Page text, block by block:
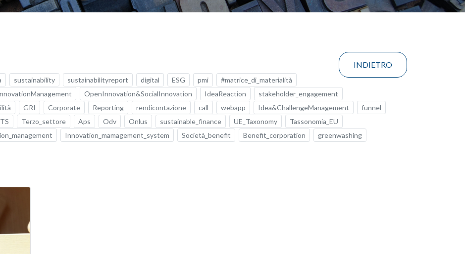
INDIETRO
sustainability sustainabilityreport digital ESG pmi
#matrice_di_materialità
OpenInnovation&SocialInnovation IdeaReaction
stakeholder_engagement
GRI Corporate Reporting rendicontazione call webapp Idea&ChallengeManagement
funnel
Terzo_settore Aps Odv Onlus sustainable_finance UE_Taxonomy
Tassonomia_EU
Innovation_mamagement_system Società_benefit Benefit_corporation
greenwashing